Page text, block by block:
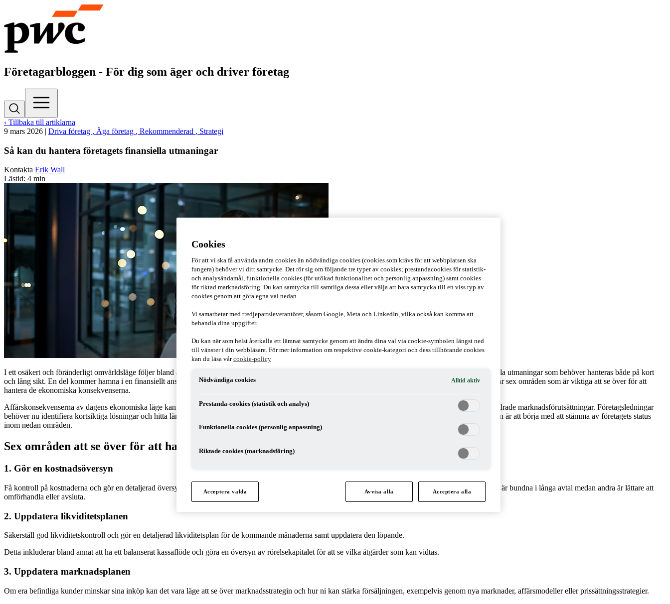
Företagarbloggen - För dig som äger och driver företag
‹ Tillbaka till artiklarna
9 mars 2026 | Driva företag , Äga företag , Rekommenderad , Strategi
Så kan du hantera företagets finansiella utmaningar
Kontakta Erik Wall
Lästid: 4 min
I ett osäkert och föränderligt omvärldsläge följer bland annat ökande kostnader och risk för leveransstörningar, vilket gör att många företag ställs inför finansiella utmaningar som behöver hanteras både på kort
och lång sikt. En del kommer hamna i en finansiellt ansträngd situation med likviditetsproblem, vikande försäljning och på sikt kraftig resultatpåverkan. Vi listar sex områden som är viktiga att se över för att
hantera de ekonomiska konsekvenserna.
Affärskonsekvenserna av dagens ekonomiska läge kan vara betydande och svårbedömda, inte minst till följd av ökade kostnader, osäker efterfrågan och förändrade marknadsförutsättningar. Företagsledningar
behöver nu identifiera kortsiktiga lösningar och hitta långsiktiga realistiska alternativ, specifika för sin industri och den rådande situationen. En rekommendation är att börja med att stämma av företagets status
inom nedan områden.
Sex områden att se över för att hantera finansiella utmaningar
1. Gör en kostnadsöversyn
Få kontroll på kostnaderna och gör en detaljerad översyn av vilka kostnader som går att skära utan att den långsiktiga verksamheten påverkas. Vissa kostnader är bundna i långa avtal medan andra är lättare att
omförhandla eller avsluta.
2. Uppdatera likviditetsplanen
Säkerställ god likviditetskontroll och gör en detaljerad likviditetsplan för de kommande månaderna samt uppdatera den löpande.
Detta inkluderar bland annat att ha ett balanserat kassaflöde och göra en översyn av rörelsekapitalet för att se vilka åtgärder som kan vidtas.
3. Uppdatera marknadsplanen
Om era befintliga kunder minskar sina inköp kan det vara läge att se över marknadsstrategin och hur ni kan stärka försäljningen, exempelvis genom nya marknader, affärsmodeller eller prissättningsstrategier.
Cookies
För att vi ska få använda andra cookies än nödvändiga cookies (cookies som krävs för att webbplatsen ska
fungera) behöver vi ditt samtycke. Det rör sig om följande tre typer av cookies; prestandacookies för statistik-
och analysändamål, funktionella cookies (för utökad funktionalitet och personlig anpassning) samt cookies
för riktad marknadsföring. Du kan samtycka till samtliga dessa eller välja att bara samtycka till en viss typ av
cookies genom att göra egna val nedan.
Vi samarbetar med tredjepartsleverantörer, såsom Google, Meta och LinkedIn, vilka också kan komma att
behandla dina uppgifter.
Du kan när som helst återkalla ett lämnat samtycke genom att ändra dina val via cookie-symbolen längst ned
till vänster i din webbläsare. För mer information om respektive cookie-kategori och dess tillhörande cookies
kan du läsa vårcookie-policy
Nödvändiga cookies Alltid aktiv
Prestanda-cookies (statistik och analys)
Funktionella cookies (personlig anpassning)
Riktade cookies (marknadsföring)
Acceptera valda Avvisa alla Acceptera alla